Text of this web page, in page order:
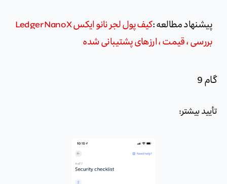
پیشنهاد مطالعه :
کیف پول لجر نانو ایکس Ledger Nano X
بررسی ، قیمت ، ارزهای پشتیبانی شده
گام 9
تأیید بیشتر: